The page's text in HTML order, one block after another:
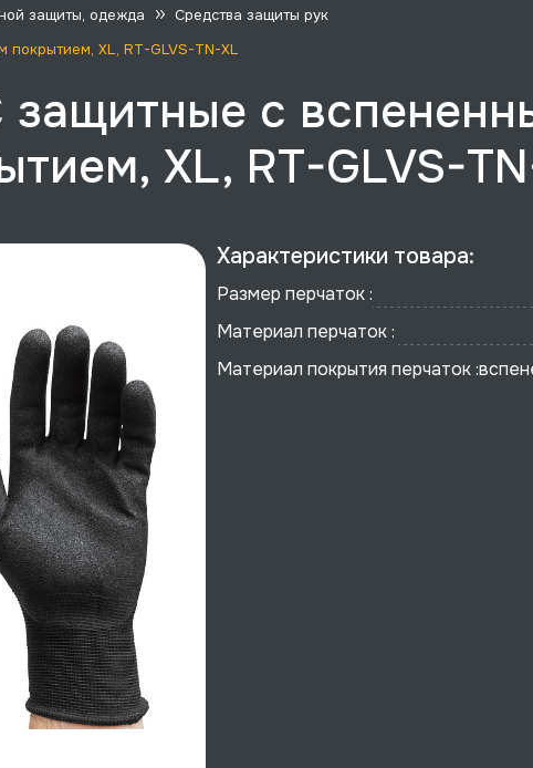
защиты, одежда
Средства защиты рук
покрытием, XL, RT-GLVS-TN-XL
защитные с
XL, RT-GLVS-
Характеристики товара:
Размер перчаток :
Материал перчаток :
Материал покрытия перчаток :